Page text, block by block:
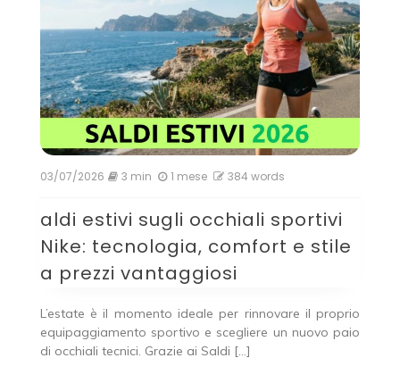
03/07/2026 3 min 1 mese 384 words
aldi estivi sugli occhiali sportivi
Nike: tecnologia, comfort e stile
a prezzi vantaggiosi
L’estate è il momento ideale per rinnovare il proprio
equipaggiamento sportivo e scegliere un nuovo paio
di occhiali tecnici. Grazie ai Saldi […]